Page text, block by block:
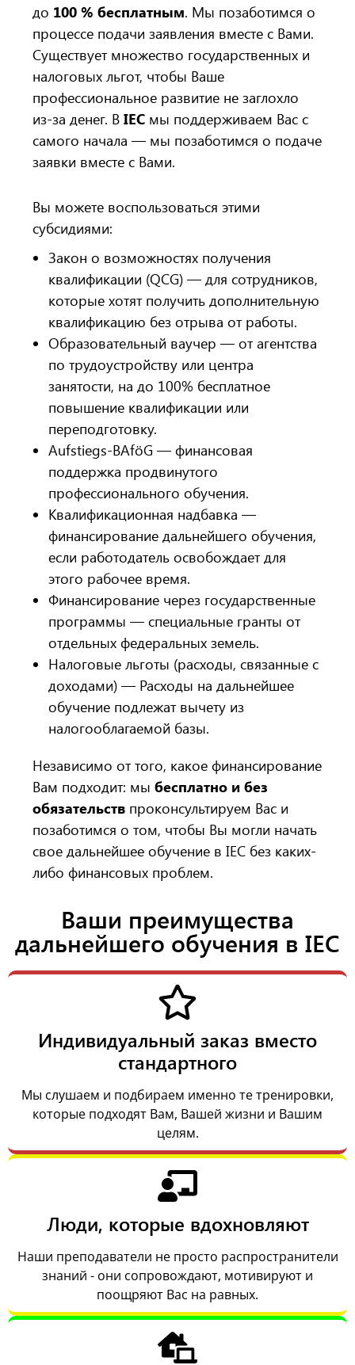
до 100 % бесплатным. Мы позаботимся о
процессе подачи заявления вместе с Вами.
Существует множество государственных и
налоговых льгот, чтобы Ваше
профессиональное развитие не заглохло
из-за денег. ВIEC мы поддерживаем Вас с
самого начала — мы позаботимся о подаче
заявки вместе с Вами.
Вы можете воспользоваться этими
субсидиями:
Закон о возможностях получения
квалификации (QCG) — для сотрудников,
которые хотят получить дополнительную
квалификацию без отрыва от работы.
Образовательный ваучер — от агентства
по трудоустройству или центра
занятости, на до 100% бесплатное
повышение квалификации или
переподготовку.
Aufstiegs-BAföG — финансовая
поддержка продвинутого
профессионального обучения.
Квалификационная надбавка —
финансирование дальнейшего обучения,
если работодатель освобождает для
этого рабочее время.
Финансирование через государственные
программы — специальные гранты от
отдельных федеральных земель.
Налоговые льготы (расходы, связанные с
доходами) — Расходы на дальнейшее
обучение подлежат вычету из
налогооблагаемой базы.
Независимо от того, какое финансирование
Вам подходит: мыбесплатно и без
обязательств проконсультируем Вас и
позаботимся о том, чтобы Вы могли начать
свое дальнейшее обучение в IEC без каких-
либо финансовых проблем.
Ваши преимущества
дальнейшего обучения в IEC
Индивидуальный заказ вместо
стандартного
Мы слушаем и подбираем именно те тренировки,
которые подходят Вам, Вашей жизни и Вашим
целям.
Люди, которые вдохновляют
Наши преподаватели не просто распространители
знаний - они сопровождают, мотивируют и
поощряют Вас на равных.